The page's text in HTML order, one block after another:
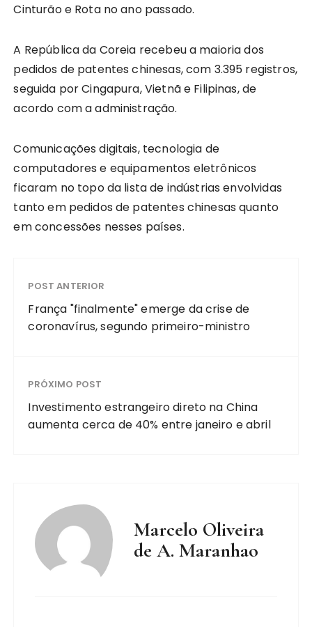
Cinturão e Rota no ano passado.
A República da Coreia recebeu a maioria dos
pedidos de patentes chinesas, com 3.395 registros,
seguida por Cingapura, Vietnã e Filipinas, de
acordo com a administração.
Comunicações digitais, tecnologia de
computadores e equipamentos eletrônicos
ficaram no topo da lista de indústrias envolvidas
tanto em pedidos de patentes chinesas quanto
em concessões nesses países.
POST ANTERIOR
França "finalmente" emerge da crise de
coronavírus, segundo primeiro-ministro
PRÓXIMO POST
Investimento estrangeiro direto na China
aumenta cerca de 40% entre janeiro e abril
Marcelo Oliveira
de A. Maranhao